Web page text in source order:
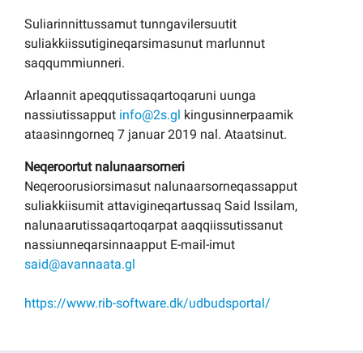
Suliarinnittussamut tunngavilersuutit
suliakkiissutigineqarsimasunut marlunnut
saqqummiunneri.
Arlaannit apeqqutissaqartoqaruni uunga
nassiutissapput info@2s.gl kingusinnerpaamik
ataasinngorneq 7 januar 2019 nal. Ataatsinut.
Neqeroortut nalunaarsorneri
Neqeroorusiorsimasut nalunaarsorneqassapput
suliakkiisumit attavigineqartussaq Said Issilam,
nalunaarutissaqartoqarpat aaqqiissutissanut
nassiunneqarsinnaapput E-mail-imut
said@avannaata.gl
https://www.rib-software.dk/udbudsportal/